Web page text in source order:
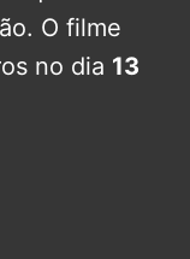
O filme
no dia 13